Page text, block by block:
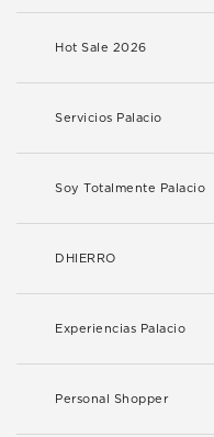
Hot Sale 2026
Servicios Palacio
Soy Totalmente Palacio
DHIERRO
Experiencias Palacio
Personal Shopper